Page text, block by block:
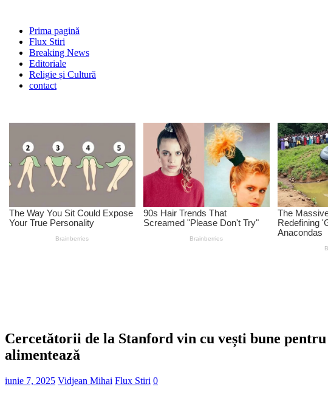
Prima pagină
Flux Stiri
Breaking News
Editoriale
Religie și Cultură
contact
Cercetătorii de la Stanford vin cu vești bune
alimentează
iunie 7, 2025 Vidjean Mihai Flux Stiri 0